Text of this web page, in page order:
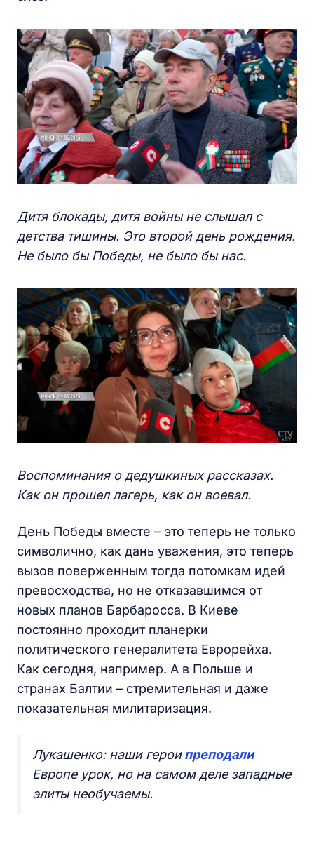
Дитя блокады, дитя войны не слышал с
детства тишины. Это второй день рождения.
Не было бы Победы, не было бы нас.
Воспоминания о дедушкиных рассказах.
Как он прошел лагерь, как он воевал.
День Победы вместе – это теперь не только
символично, как дань уважения, это теперь
вызов поверженным тогда потомкам идей
превосходства, но не отказавшимся от
новых планов Барбаросса. В Киеве
постоянно проходит планерки
политического генералитета Еврорейха.
Как сегодня, например. А в Польше и
странах Балтии – стремительная и даже
показательная милитаризация.
Лукашенко: наши героипреподали
Европе урок, но на самом деле западные
элиты необучаемы.